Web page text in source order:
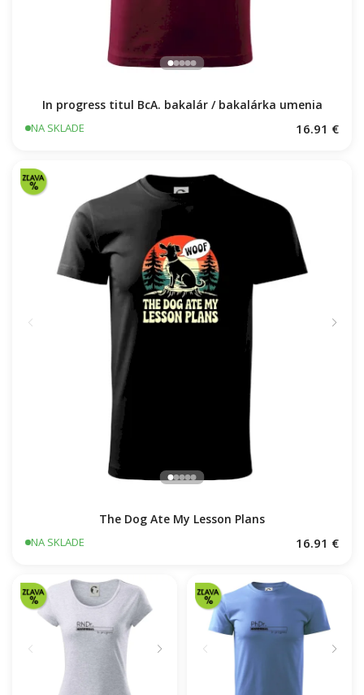
In progress titul BcA. bakalár / bakalárka umenia
NA SKLADE 16.91 €
The Dog Ate My Lesson Plans
NA SKLADE 16.91 €